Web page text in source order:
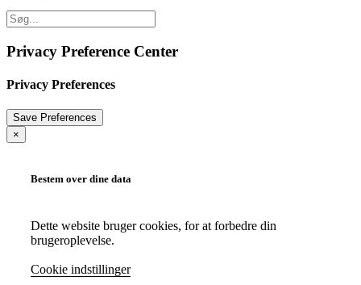
Privacy Preference Center
Privacy Preferences
×
Bestem over dine data
Dette website bruger cookies, for at forbedre din
brugeroplevelse.
Cookie indstillinger